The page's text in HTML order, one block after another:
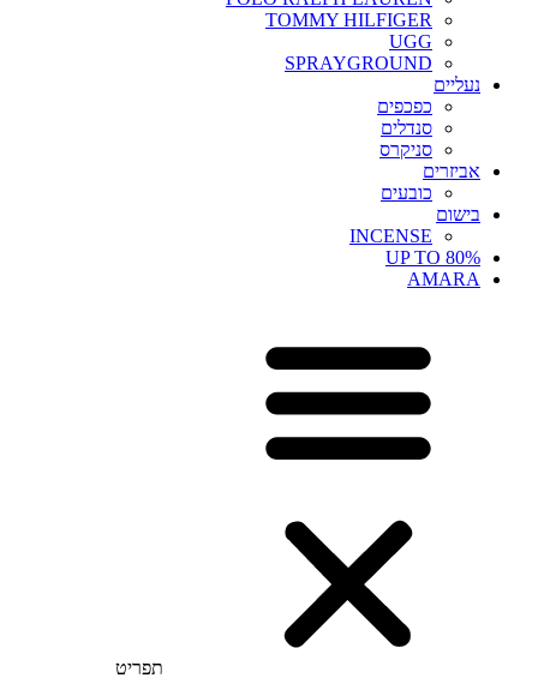
TOMMY HILFIGER
UGG
SPRAYGROUND
נעליים
כפכפים
סנדלים
סניקרס
אביזרים
כובעים
בישום
INCENSE
UP TO 80%
AMARA
תפריט